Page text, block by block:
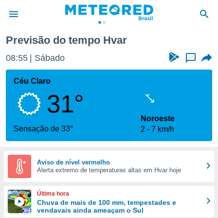
da
fornecidas
a este
das
e
forma
digital
Previsão do tempo Hvar
08:55 Sábado ...
Céu Claro
31°
Sensação de 33°
Noroeste
2
7 km/h
Aviso de nível vermelho
Alerta extremo de temperaturas altas em Hvar hoje
Última hora
Chuva de mais de 100 mm, tempestades e
vendavais ainda ameaçam o Sul